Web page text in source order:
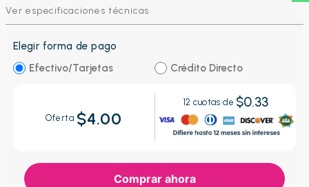
Ver especificaciones técnicas
Elegir forma de pago
Efectivo/Tarjetas
Crédito Directo
Oferta $4.00
12 cuotas de $0.33
Comprar ahora